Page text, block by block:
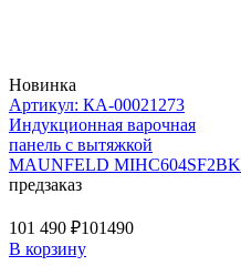
Новинка
Артикул: КА-00021273
Индукционная варочная
панель с вытяжкой
MAUNFELD MIHC604SF2BK
предзаказ
101 490 ₽101490
В корзину